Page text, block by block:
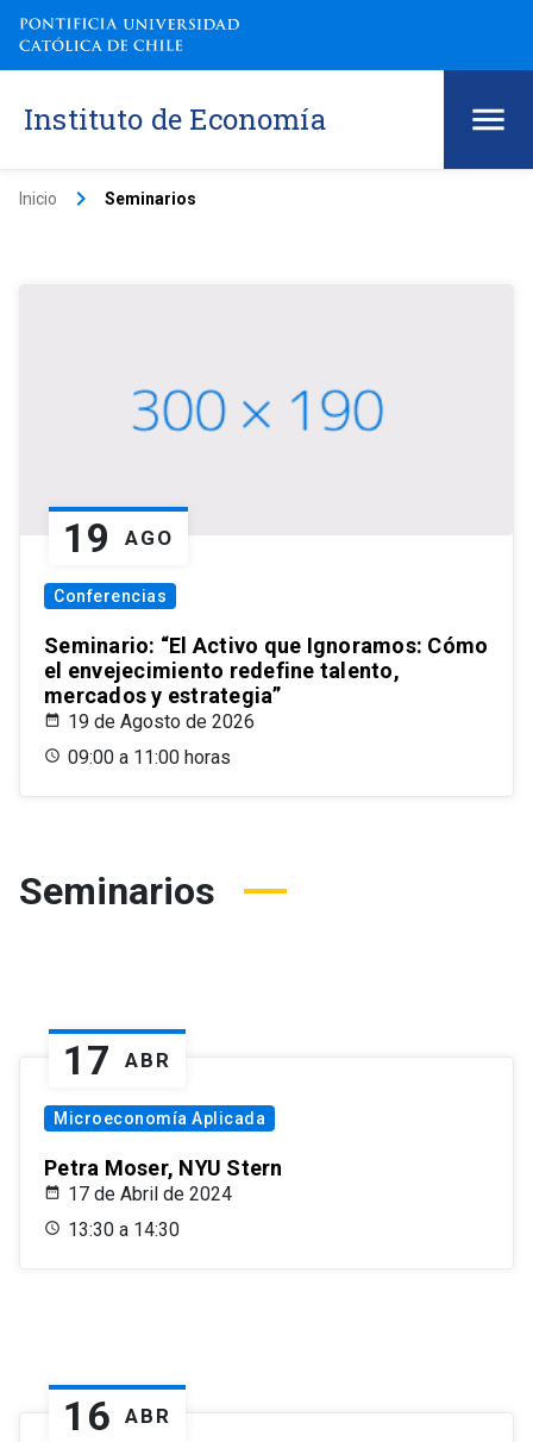
Instituto de Economía
Inicio keyboard_arrow_right Seminarios
19 AGO
Conferencias
Seminario: “El Activo que Ignoramos: Cómo
el envejecimiento redefine talento,
mercados y estrategia”
19 de Agosto de 2026
09:00 a 11:00 horas
Seminarios
17 ABR
Microeconomía Aplicada
Petra Moser, NYU Stern
17 de Abril de 2024
13:30 a 14:30
16 ABR